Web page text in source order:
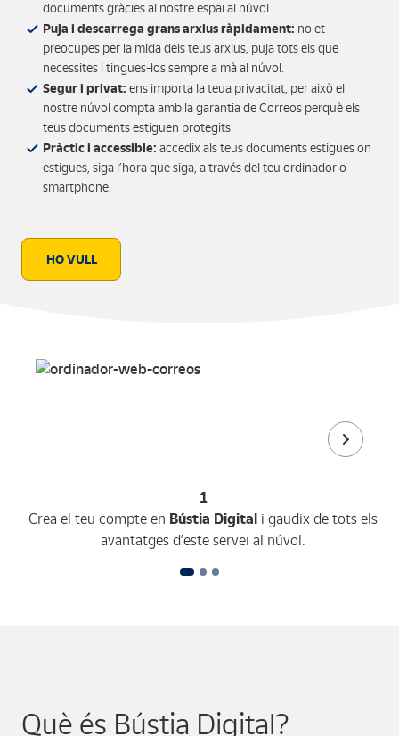
documents gràcies al nostre espai al núvol.
Puja i descarrega grans arxius ràpidament: no et
preocupes per la mida dels teus arxius, puja tots els que
necessites i tingues-los sempre a mà al núvol.
Segur i privat: ens importa la teua privacitat, per això el
nostre núvol compta amb la garantia de Correos perquè els
teus documents estiguen protegits.
Pràctic i accessible: accedix als teus documents estigues on
estigues, siga l’hora que siga, a través del teu ordinador o
smartphone.
HO VULL
1
Crea el teu compte en Bústia Digital i gaudix de tots els
avantatges d’este servei al núvol.
Què és Bústia Digital?